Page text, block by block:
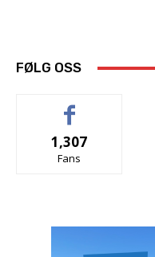
FØLG OSS
1,307
Fans